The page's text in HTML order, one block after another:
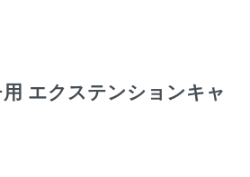
エクステンションキャ